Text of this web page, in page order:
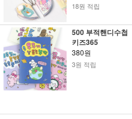
18원 적립
500 부적핸디수첩
키즈365
380원
3원 적립